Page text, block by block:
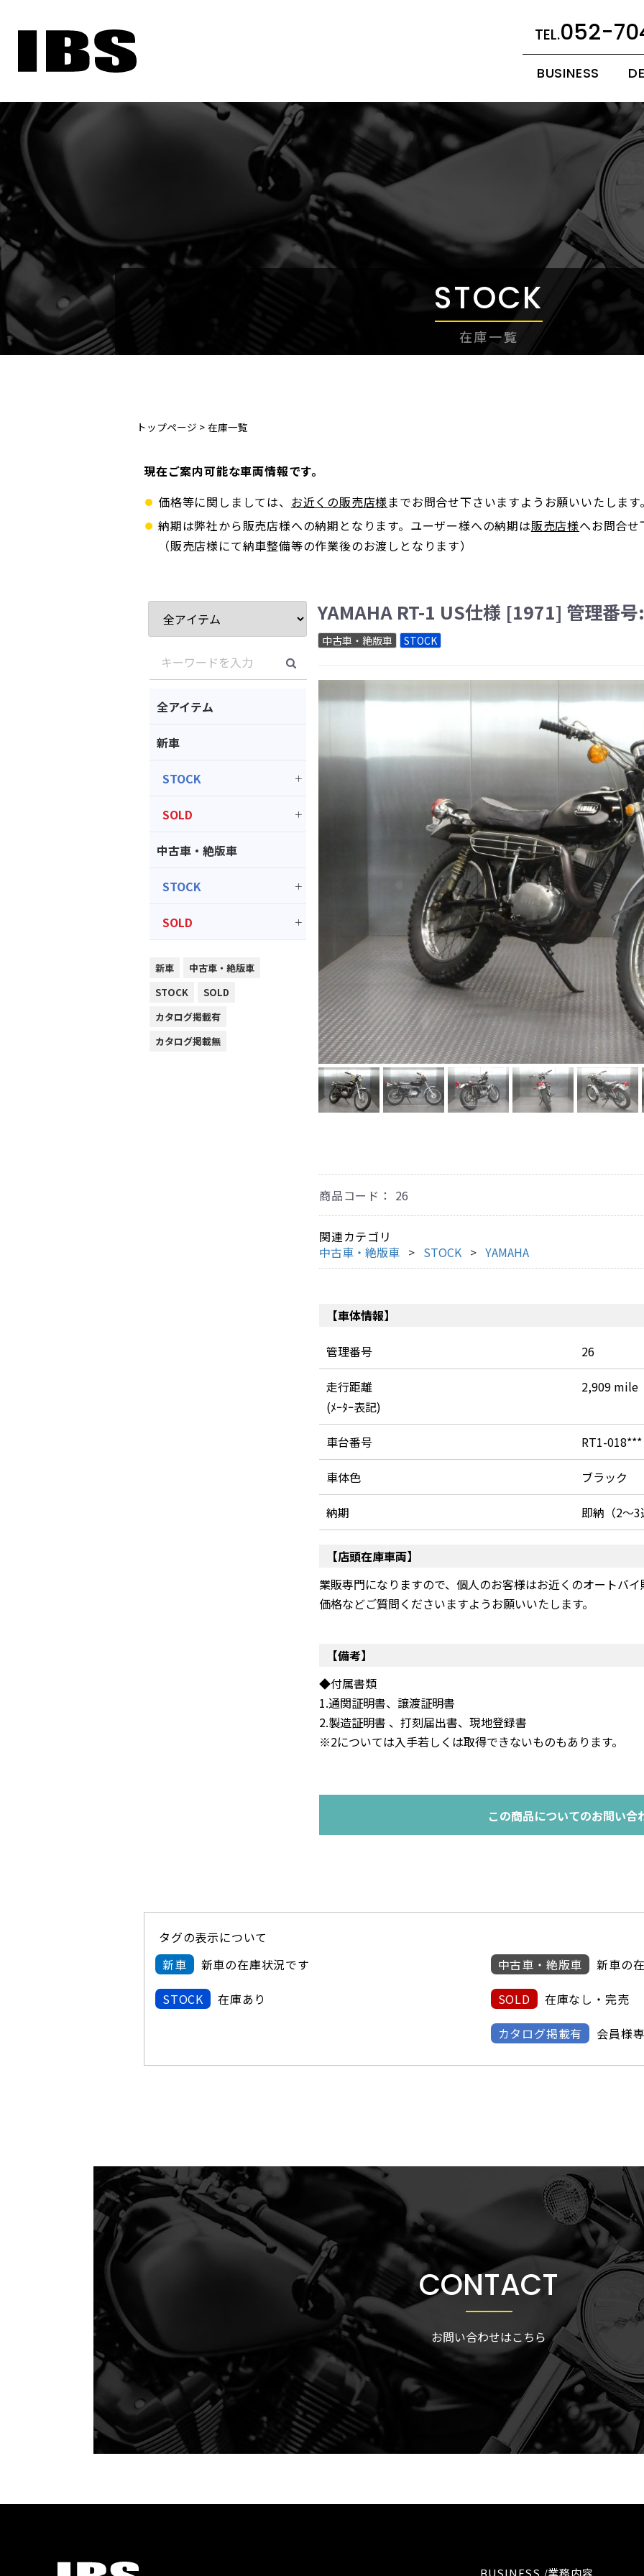
STOCK
在庫一覧
トップページ > 在庫一覧
現在ご案内可能な車両情報です。
価格等に関しましては、 お近くの販売店様までお問合せ下さいますようお願いいたします
納期は弊社から販売店様への納期となります。ユーザー様への納期は販売店様へお問合
（販売店様にて納車整備等の作業後のお渡しとなります）
全アイテム
新車
STOCK
SOLD
中古車・絶版車
STOCK
SOLD
新車
中古車・絶版車
STOCK
SOLD
カタログ掲載有
カタログ掲載無
YAMAHA RT-1 US仕様 [1971] 管理番
中古車・絶版車 STOCK
商品コード： 26
関連カテゴリ
中古車・絶版車
STOCK YAMAHA
【車体情報】
管理番号 26
走行距離
(ﾒｰﾀｰ表記)
2,909 mile
車台番号 RT1-018***
車体色 ブラック
納期 即納（2～3
【店頭在庫車両】
業販専門になりますので、個人のお客様はお近くのオートバ
価格などご質問くださいますようお願いいたします。
【備考】
◆付属書類
1.通関証明書、譲渡証明書
2.製造証明書 、打刻届出書、現地登録書
※2については入手若しくは取得できないものもあります。
この商品についてのお問い合
タグの表示について
新車
新車の在庫状況です 中古車・絶版車
新車の
STOCK
在庫あり SOLD
在庫なし・完売
カタログ掲載有
会員様
CONTACT
お問い合わせはこちら
052-
BUSINESS